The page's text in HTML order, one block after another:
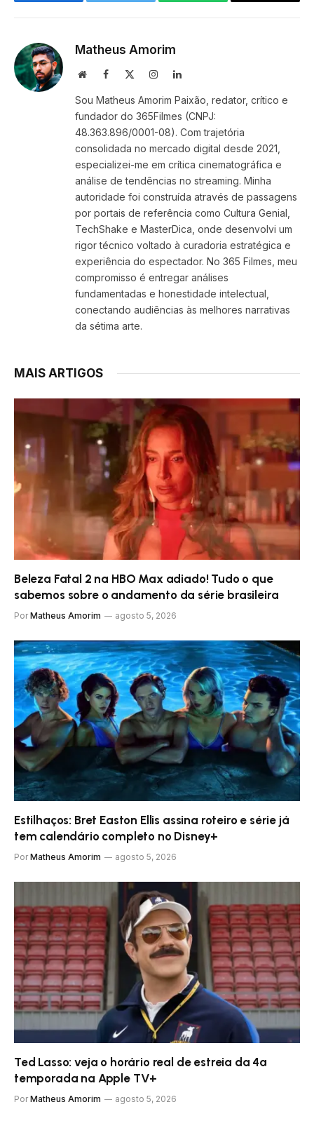
Matheus Amorim
WebsiteFacebook InstagramLinkedIn
Sou Matheus Amorim Paixão, redator, crítico e
fundador do 365Filmes (CNPJ:
48.363.896/0001-08). Com trajetória
consolidada no mercado digital desde 2021,
especializei-me em crítica cinematográfica e
análise de tendências no streaming. Minha
autoridade foi construída através de passagens
por portais de referência como Cultura Genial,
TechShake e MasterDica, onde desenvolvi um
rigor técnico voltado à curadoria estratégica e
experiência do espectador. No 365 Filmes, meu
compromisso é entregar análises
fundamentadas e honestidade intelectual,
conectando audiências às melhores narrativas
da sétima arte.
MAIS ARTIGOS
Beleza Fatal 2 na HBO Max adiado! Tudo o que
sabemos sobre o andamento da série brasileira
Por Matheus Amorim agosto 5, 2026
Estilhaços: Bret Easton Ellis assina roteiro e série já
tem calendário completo no Disney+
Por Matheus Amorim agosto 5, 2026
Ted Lasso: veja o horário real de estreia da 4ª
temporada na Apple TV+
Por Matheus Amorim agosto 5, 2026